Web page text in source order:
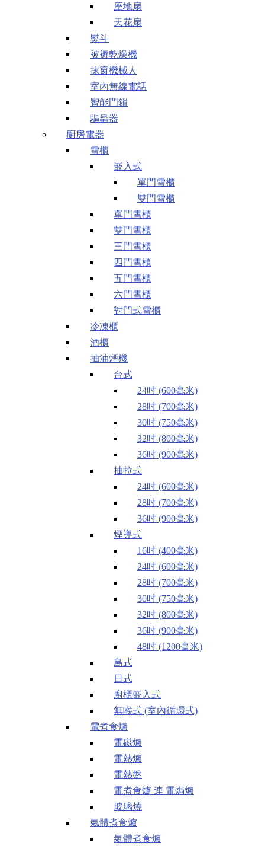
座地扇
天花扇
熨斗
被褥乾燥機
抹窗機械人
室內無線電話
智能門鎖
驅蟲器
廚房電器
雪櫃
嵌入式
單門雪櫃
雙門雪櫃
單門雪櫃
雙門雪櫃
三門雪櫃
四門雪櫃
五門雪櫃
六門雪櫃
對門式雪櫃
冷凍櫃
酒櫃
抽油煙機
台式
24吋 (600毫米)
28吋 (700毫米)
30吋 (750毫米)
32吋 (800毫米)
36吋 (900毫米)
抽拉式
24吋 (600毫米)
28吋 (700毫米)
36吋 (900毫米)
煙導式
16吋 (400毫米)
24吋 (600毫米)
28吋 (700毫米)
30吋 (750毫米)
32吋 (800毫米)
36吋 (900毫米)
48吋 (1200毫米)
島式
日式
廚櫃嵌入式
無喉式 (室內循環式)
電煮食爐
電磁爐
電熱爐
電熱盤
電煮食爐 連 電焗爐
玻璃燒
氣體煮食爐
氣體煮食爐